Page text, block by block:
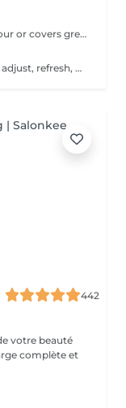
Hair colouring changes the natural hair colour or covers grey hair with one even shade. It is a good choice if you want a full color refresh, better coverage, or a new base color. The result usually lasts until the hair grows out and the roots need retouching. We recommend an allergy test before the service and aftercare with La Biosthétique professional products to help keep the color looking fresh for longer. All our colouring services use La Biosthétique products. La Biosthétique uses up to 90% of natural ingredients; it prioritises complete 360-degree care, with scalp health at the foundation of beautiful hair. We use Dyson Pro tools that protect your hair from excessive heat and deliver a sleek, polished finish. All brushes are sanitised with Sibel equipment, which effectively removes hair, product buildup, and impurities while reducing bacteria on the brush surface to maintain high hygiene standards for every client. For a more defined final look, a haircut can be added as an add-on. Simple, Moderate, Complex This grading reflects your hair's individual characteristics, such as texture, density, and length and is assessed by your hairdresser at the start of your visit. Not sure which to choose? We recommend booking Complex. The price will be adjusted after your consultation. Note: This is not related to the difficulty of service or timing.
Hair toning is a gentle color service used to adjust, refresh, or soften the tone of the hair. It is often used after lightening to remove unwanted warm or yellow tones, or to make the color look more even and shiny. The result usually lasts for several weeks, depending on washing and hair care. We recommend an allergy test before the service and aftercare with La Biosthétique professional products to help maintain the tone for longer. All our colouring services use La Biosthétique products. La Biosthétique uses up to 90% of natural ingredients; it prioritises complete 360-degree care, with scalp health at the foundation of beautiful hair. We use Dyson Pro tools that protect your hair from excessive heat and deliver a sleek, polished finish. All brushes are sanitised with Sibel equipment, which effectively removes hair, product buildup, and impurities while reducing bacteria on the brush surface to maintain high hygiene standards for every client. For a more defined final look, a haircut can be added as an add-on. Simple, Moderate, Complex This grading reflects your hair's individual characteristics, such as texture, density, and length and is assessed by your hairdresser at the start of your visit. Not sure which to choose? We recommend booking Complex. The price will be adjusted after your consultation. Note: This is not related to the difficulty of service or timing.
442
complète et